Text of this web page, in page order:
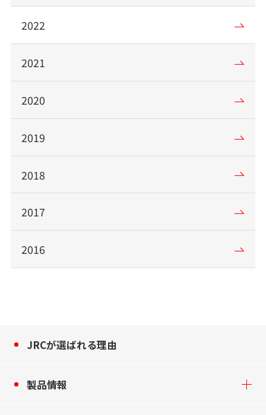
2022
2021
2020
2019
2018
2017
2016
JRCが選ばれる理由
製品情報